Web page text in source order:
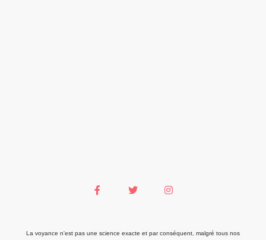
La voyance n'est pas une science exacte et par conséquent, malgré tous nos